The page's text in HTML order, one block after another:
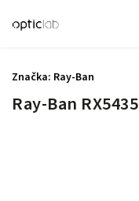
Ray-Ban RX5435
Značka: Ray-Ban